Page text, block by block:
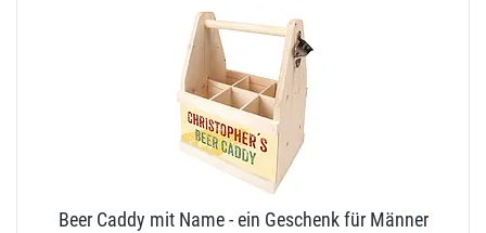
Beer Caddy mit Name - ein Geschenk für Männer